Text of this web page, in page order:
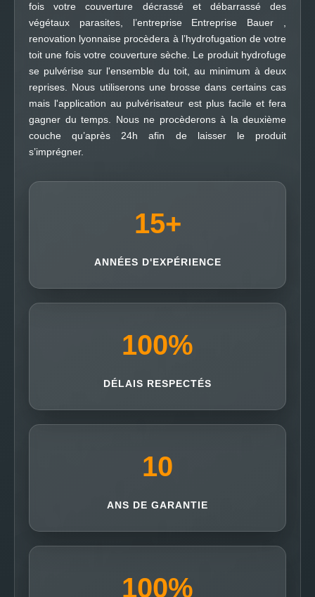
fois votre couverture décrassé et débarrassé des
végétaux parasites, l’entreprise Entreprise Bauer ,
renovation lyonnaise procèdera à l’hydrofugation de votre
toit une fois votre couverture sèche. Le produit hydrofuge
se pulvérise sur l'ensemble du toit, au minimum à deux
reprises. Nous utiliserons une brosse dans certains cas
mais l'application au pulvérisateur est plus facile et fera
gagner du temps. Nous ne procèderons à la deuxième
couche qu’après 24h afin de laisser le produit
s’imprégner.
15+
ANNÉES D'EXPÉRIENCE
100%
DÉLAIS RESPECTÉS
10
ANS DE GARANTIE
100%